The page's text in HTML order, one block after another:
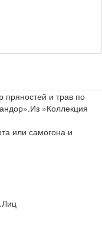
пряностей и трав по
»Коллекция
или самогона и